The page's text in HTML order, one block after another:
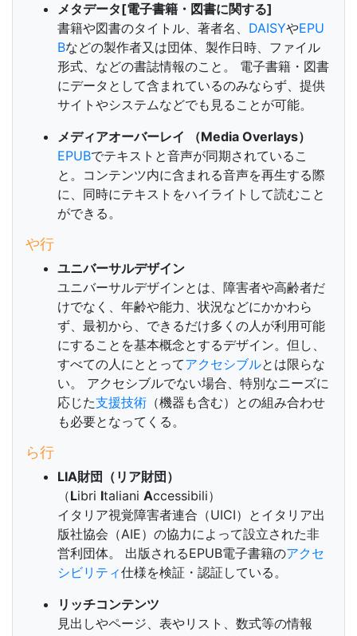
メタデータ[電子書籍・図書に関する]
書籍や図書のタイトル、著者名、 DAISYやEPU
Bなどの製作者又は団体、製作日時、ファイル
形式、などの書誌情報のこと。 電子書籍・図書
にデータとして含まれているのみならず、提供
サイトやシステムなどでも見ることが可能。
メディアオーバーレイ （Media Overlays）
EPUBでテキストと音声が同期されているこ
と。コンテンツ内に含まれる音声を再生する際
に、同時にテキストをハイライトして読むこと
ができる。
や行
ユニバーサルデザイン
ユニバーサルデザインとは、障害者や高齢者だ
けでなく、年齢や能力、状況などにかかわら
ず、最初から、できるだけ多くの人が利用可能
にすることを基本概念とするデザイン。但し、
すべての人にととってアクセシブルとは限らな
い。 アクセシブルでない場合、特別なニーズに
応じた支援技術 （機器も含む）との組み合わせ
も必要となってくる。
ら行
LIA財団（リア財団）
（Libri Italiani Accessibili）
イタリア視覚障害者連合（UICI）とイタリア出
版社協会（AIE）の協力によって設立された非
営利団体。 出版されるEPUB電子書籍のアクセ
シビリティ仕様を検証・認証している。
リッチコンテンツ
見出しやページ、表やリスト、数式等の情報